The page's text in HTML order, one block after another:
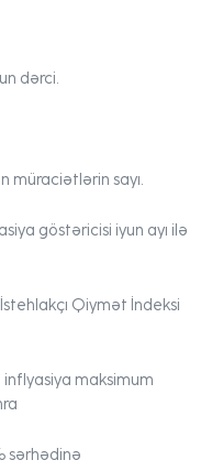
dərci.
müraciətlərin sayı.
göstəricisi iyun ayı ilə
Qiymət İndeksi
maksimum
sərhədinə